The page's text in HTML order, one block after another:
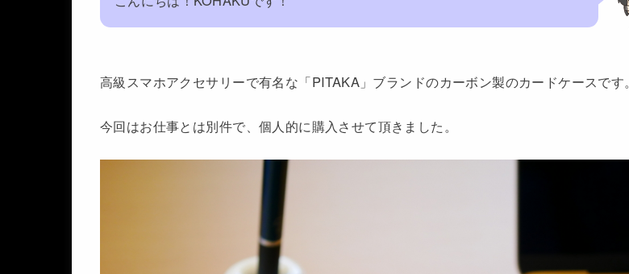
高級スマホアクセサリーで有名な「PITAKA」ブランドのカーボン製のカードケースです。
今回はお仕事とは別件で、個人的に購入させて頂きました。